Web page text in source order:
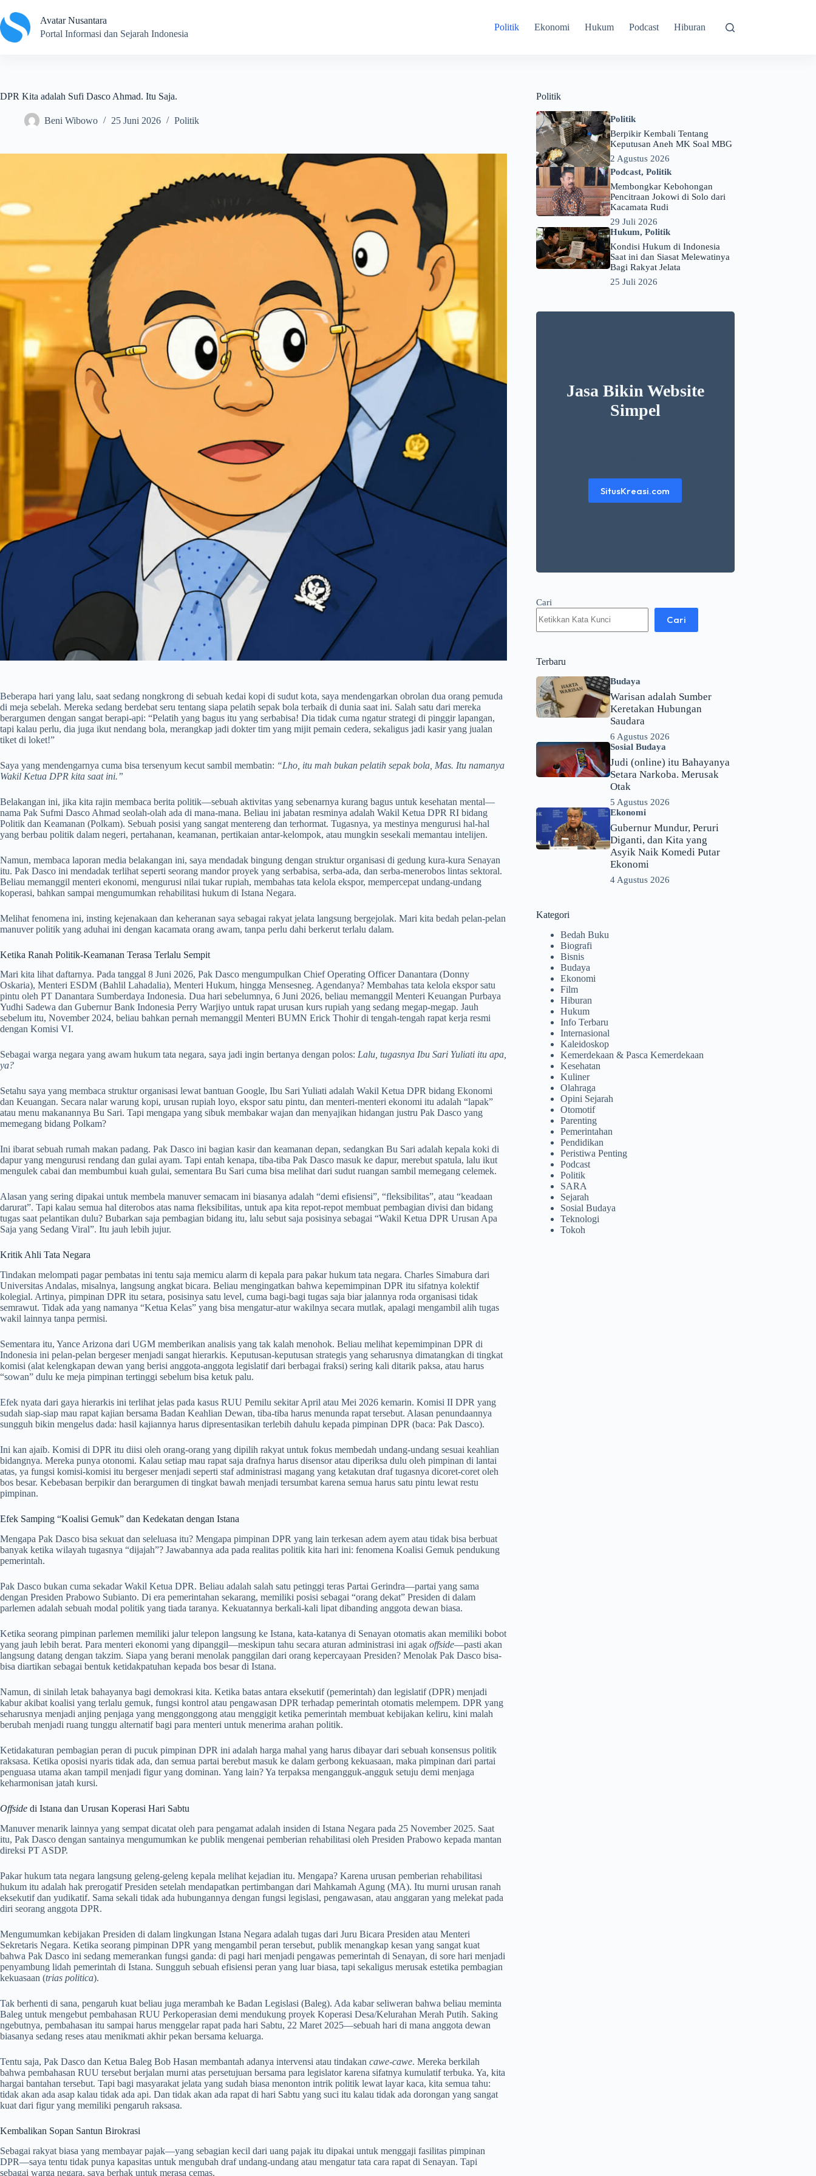
to
content
Avatar Nusantara
Portal Informasi dan Sejarah Indonesia
Politik Ekonomi Hukum Podcast Hiburan
DPR Kita adalah Sufi Dasco Ahmad. Itu Saja.
Beni Wibowo 25 Juni 2026 Politik
Beberapa hari yang lalu, saat sedang nongkrong di sebuah kedai kopi di sudut kota, saya mendengarkan obrolan dua orang pemuda
di meja sebelah. Mereka sedang berdebat seru tentang siapa pelatih sepak bola terbaik di dunia saat ini. Salah satu dari mereka
berargumen dengan sangat berapi-api: “Pelatih yang bagus itu yang serbabisa! Dia tidak cuma ngatur strategi di pinggir lapangan,
tapi kalau perlu, dia juga ikut nendang bola, merangkap jadi dokter tim yang mijit pemain cedera, sekaligus jadi kasir yang jualan
tiket di loket!”
Saya yang mendengarnya cuma bisa tersenyum kecut sambil membatin: “Lho, itu mah bukan pelatih sepak bola, Mas. Itu namanya
Wakil Ketua DPR kita saat ini.”
Belakangan ini, jika kita rajin membaca berita politik—sebuah aktivitas yang sebenarnya kurang bagus untuk kesehatan mental—
nama Pak Sufmi Dasco Ahmad seolah-olah ada di mana-mana. Beliau ini jabatan resminya adalah Wakil Ketua DPR RI bidang
Politik dan Keamanan (Polkam). Sebuah posisi yang sangat mentereng dan terhormat. Tugasnya, ya mestinya mengurusi hal-hal
yang berbau politik dalam negeri, pertahanan, keamanan, pertikaian antar-kelompok, atau mungkin sesekali memantau intelijen.
Namun, membaca laporan media belakangan ini, saya mendadak bingung dengan struktur organisasi di gedung kura-kura Senayan
itu. Pak Dasco ini mendadak terlihat seperti seorang mandor proyek yang serbabisa, serba-ada, dan serba-menerobos lintas sektoral.
Beliau memanggil menteri ekonomi, mengurusi nilai tukar rupiah, membahas tata kelola ekspor, mempercepat undang-undang
koperasi, bahkan sampai mengumumkan rehabilitasi hukum di Istana Negara.
Melihat fenomena ini, insting kejenakaan dan keheranan saya sebagai rakyat jelata langsung bergejolak. Mari kita bedah pelan-pelan
manuver politik yang aduhai ini dengan kacamata orang awam, tanpa perlu dahi berkerut terlalu dalam.
Ketika Ranah Politik-Keamanan Terasa Terlalu Sempit
Mari kita lihat daftarnya. Pada tanggal 8 Juni 2026, Pak Dasco mengumpulkan Chief Operating Officer Danantara (Donny
Oskaria), Menteri ESDM (Bahlil Lahadalia), Menteri Hukum, hingga Mensesneg. Agendanya? Membahas tata kelola ekspor satu
pintu oleh PT Danantara Sumberdaya Indonesia. Dua hari sebelumnya, 6 Juni 2026, beliau memanggil Menteri Keuangan Purbaya
Yudhi Sadewa dan Gubernur Bank Indonesia Perry Warjiyo untuk rapat urusan kurs rupiah yang sedang megap-megap. Jauh
sebelum itu, November 2024, beliau bahkan pernah memanggil Menteri BUMN Erick Thohir di tengah-tengah rapat kerja resmi
dengan Komisi VI.
Sebagai warga negara yang awam hukum tata negara, saya jadi ingin bertanya dengan polos: Lalu, tugasnya Ibu Sari Yuliati itu apa,
ya?
Setahu saya yang membaca struktur organisasi lewat bantuan Google, Ibu Sari Yuliati adalah Wakil Ketua DPR bidang Ekonomi
dan Keuangan. Secara nalar warung kopi, urusan rupiah loyo, ekspor satu pintu, dan menteri-menteri ekonomi itu adalah “lapak”
atau menu makanannya Bu Sari. Tapi mengapa yang sibuk membakar wajan dan menyajikan hidangan justru Pak Dasco yang
memegang bidang Polkam?
Ini ibarat sebuah rumah makan padang. Pak Dasco ini bagian kasir dan keamanan depan, sedangkan Bu Sari adalah kepala koki di
dapur yang mengurusi rendang dan gulai ayam. Tapi entah kenapa, tiba-tiba Pak Dasco masuk ke dapur, merebut spatula, lalu ikut
mengulek cabai dan membumbui kuah gulai, sementara Bu Sari cuma bisa melihat dari sudut ruangan sambil memegang celemek.
Alasan yang sering dipakai untuk membela manuver semacam ini biasanya adalah “demi efisiensi”, “fleksibilitas”, atau “keadaan
darurat”. Tapi kalau semua hal diterobos atas nama fleksibilitas, untuk apa kita repot-repot membuat pembagian divisi dan bidang
tugas saat pelantikan dulu? Bubarkan saja pembagian bidang itu, lalu sebut saja posisinya sebagai “Wakil Ketua DPR Urusan Apa
Saja yang Sedang Viral”. Itu jauh lebih jujur.
Kritik Ahli Tata Negara
Tindakan melompati pagar pembatas ini tentu saja memicu alarm di kepala para pakar hukum tata negara. Charles Simabura dari
Universitas Andalas, misalnya, langsung angkat bicara. Beliau mengingatkan bahwa kepemimpinan DPR itu sifatnya kolektif
kolegial. Artinya, pimpinan DPR itu setara, posisinya satu level, cuma bagi-bagi tugas saja biar jalannya roda organisasi tidak
semrawut. Tidak ada yang namanya “Ketua Kelas” yang bisa mengatur-atur wakilnya secara mutlak, apalagi mengambil alih tugas
wakil lainnya tanpa permisi.
Sementara itu, Yance Arizona dari UGM memberikan analisis yang tak kalah menohok. Beliau melihat kepemimpinan DPR di
Indonesia ini pelan-pelan bergeser menjadi sangat hierarkis. Keputusan-keputusan strategis yang seharusnya dimatangkan di tingkat
komisi (alat kelengkapan dewan yang berisi anggota-anggota legislatif dari berbagai fraksi) sering kali ditarik paksa, atau harus
“sowan” dulu ke meja pimpinan tertinggi sebelum bisa ketuk palu.
Efek nyata dari gaya hierarkis ini terlihat jelas pada kasus RUU Pemilu sekitar April atau Mei 2026 kemarin. Komisi II DPR yang
sudah siap-siap mau rapat kajian bersama Badan Keahlian Dewan, tiba-tiba harus menunda rapat tersebut. Alasan penundaannya
sungguh bikin mengelus dada: hasil kajiannya harus dipresentasikan terlebih dahulu kepada pimpinan DPR (baca: Pak Dasco).
Ini kan ajaib. Komisi di DPR itu diisi oleh orang-orang yang dipilih rakyat untuk fokus membedah undang-undang sesuai keahlian
bidangnya. Mereka punya otonomi. Kalau setiap mau rapat saja drafnya harus disensor atau diperiksa dulu oleh pimpinan di lantai
atas, ya fungsi komisi-komisi itu bergeser menjadi seperti staf administrasi magang yang ketakutan draf tugasnya dicoret-coret oleh
bos besar. Kebebasan berpikir dan berargumen di tingkat bawah menjadi tersumbat karena semua harus satu pintu lewat restu
pimpinan.
Efek Samping “Koalisi Gemuk” dan Kedekatan dengan Istana
Mengapa Pak Dasco bisa sekuat dan seleluasa itu? Mengapa pimpinan DPR yang lain terkesan adem ayem atau tidak bisa berbuat
banyak ketika wilayah tugasnya “dijajah”? Jawabannya ada pada realitas politik kita hari ini: fenomena Koalisi Gemuk pendukung
pemerintah.
Pak Dasco bukan cuma sekadar Wakil Ketua DPR. Beliau adalah salah satu petinggi teras Partai Gerindra—partai yang sama
dengan Presiden Prabowo Subianto. Di era pemerintahan sekarang, memiliki posisi sebagai “orang dekat” Presiden di dalam
parlemen adalah sebuah modal politik yang tiada taranya. Kekuatannya berkali-kali lipat dibanding anggota dewan biasa.
Ketika seorang pimpinan parlemen memiliki jalur telepon langsung ke Istana, kata-katanya di Senayan otomatis akan memiliki bobot
yang jauh lebih berat. Para menteri ekonomi yang dipanggil—meskipun tahu secara aturan administrasi ini agak offside—pasti akan
langsung datang dengan takzim. Siapa yang berani menolak panggilan dari orang kepercayaan Presiden? Menolak Pak Dasco bisa-
bisa diartikan sebagai bentuk ketidakpatuhan kepada bos besar di Istana.
Namun, di sinilah letak bahayanya bagi demokrasi kita. Ketika batas antara eksekutif (pemerintah) dan legislatif (DPR) menjadi
kabur akibat koalisi yang terlalu gemuk, fungsi kontrol atau pengawasan DPR terhadap pemerintah otomatis melempem. DPR yang
seharusnya menjadi anjing penjaga yang menggonggong atau menggigit ketika pemerintah membuat kebijakan keliru, kini malah
berubah menjadi ruang tunggu alternatif bagi para menteri untuk menerima arahan politik.
Ketidakaturan pembagian peran di pucuk pimpinan DPR ini adalah harga mahal yang harus dibayar dari sebuah konsensus politik
raksasa. Ketika oposisi nyaris tidak ada, dan semua partai berebut masuk ke dalam gerbong kekuasaan, maka pimpinan dari partai
penguasa utama akan tampil menjadi figur yang dominan. Yang lain? Ya terpaksa mengangguk-angguk setuju demi menjaga
keharmonisan jatah kursi.
Offside di Istana dan Urusan Koperasi Hari Sabtu
Manuver menarik lainnya yang sempat dicatat oleh para pengamat adalah insiden di Istana Negara pada 25 November 2025. Saat
itu, Pak Dasco dengan santainya mengumumkan ke publik mengenai pemberian rehabilitasi oleh Presiden Prabowo kepada mantan
direksi PT ASDP.
Pakar hukum tata negara langsung geleng-geleng kepala melihat kejadian itu. Mengapa? Karena urusan pemberian rehabilitasi
hukum itu adalah hak prerogatif Presiden setelah mendapatkan pertimbangan dari Mahkamah Agung (MA). Itu murni urusan ranah
eksekutif dan yudikatif. Sama sekali tidak ada hubungannya dengan fungsi legislasi, pengawasan, atau anggaran yang melekat pada
diri seorang anggota DPR.
Mengumumkan kebijakan Presiden di dalam lingkungan Istana Negara adalah tugas dari Juru Bicara Presiden atau Menteri
Sekretaris Negara. Ketika seorang pimpinan DPR yang mengambil peran tersebut, publik menangkap kesan yang sangat kuat
bahwa Pak Dasco ini sedang memerankan fungsi ganda: di pagi hari menjadi pengawas pemerintah di Senayan, di sore hari menjadi
penyambung lidah pemerintah di Istana. Sungguh sebuah efisiensi peran yang luar biasa, tapi sekaligus merusak estetika pembagian
kekuasaan (trias politica).
Tak berhenti di sana, pengaruh kuat beliau juga merambah ke Badan Legislasi (Baleg). Ada kabar seliweran bahwa beliau meminta
Baleg untuk mengebut pembahasan RUU Perkoperasian demi mendukung proyek Koperasi Desa/Kelurahan Merah Putih. Saking
ngebutnya, pembahasan itu sampai harus menggelar rapat pada hari Sabtu, 22 Maret 2025—sebuah hari di mana anggota dewan
biasanya sedang reses atau menikmati akhir pekan bersama keluarga.
Tentu saja, Pak Dasco dan Ketua Baleg Bob Hasan membantah adanya intervensi atau tindakan cawe-cawe. Mereka berkilah
bahwa pembahasan RUU tersebut berjalan murni atas persetujuan bersama para legislator karena sifatnya kumulatif terbuka. Ya, kita
hargai bantahan tersebut. Tapi bagi masyarakat jelata yang sudah biasa menonton intrik politik lewat layar kaca, kita semua tahu:
tidak akan ada asap kalau tidak ada api. Dan tidak akan ada rapat di hari Sabtu yang suci itu kalau tidak ada dorongan yang sangat
kuat dari figur yang memiliki pengaruh raksasa.
Kembalikan Sopan Santun Birokrasi
Sebagai rakyat biasa yang membayar pajak—yang sebagian kecil dari uang pajak itu dipakai untuk menggaji fasilitas pimpinan
DPR—saya tentu tidak punya kapasitas untuk mengubah draf undang-undang atau mengatur tata cara rapat di Senayan. Tapi
sebagai warga negara, saya berhak untuk merasa cemas.
Politik
Politik
Berpikir Kembali Tentang
Keputusan Aneh MK Soal MBG
2 Agustus 2026
Podcast,Politik
Membongkar Kebohongan
Pencitraan Jokowi di Solo dari
Kacamata Rudi
29 Juli 2026
Hukum,Politik
Kondisi Hukum di Indonesia
Saat ini dan Siasat Melewatinya
Bagi Rakyat Jelata
25 Juli 2026
Jasa Bikin Website
Simpel
SitusKreasi.com
Cari
Cari
Terbaru
Budaya
Warisan adalah Sumber
Keretakan Hubungan
Saudara
6 Agustus 2026
Sosial Budaya
Judi (online) itu Bahayanya
Setara Narkoba. Merusak
Otak
5 Agustus 2026
Ekonomi
Gubernur Mundur, Peruri
Diganti, dan Kita yang
Asyik Naik Komedi Putar
Ekonomi
4 Agustus 2026
Kategori
Bedah Buku
Biografi
Bisnis
Budaya
Ekonomi
Film
Hiburan
Hukum
Info Terbaru
Internasional
Kaleidoskop
Kemerdekaan & Pasca Kemerdekaan
Kesehatan
Kuliner
Olahraga
Opini Sejarah
Otomotif
Parenting
Pemerintahan
Pendidikan
Peristiwa Penting
Podcast
Politik
SARA
Sejarah
Sosial Budaya
Teknologi
Tokoh